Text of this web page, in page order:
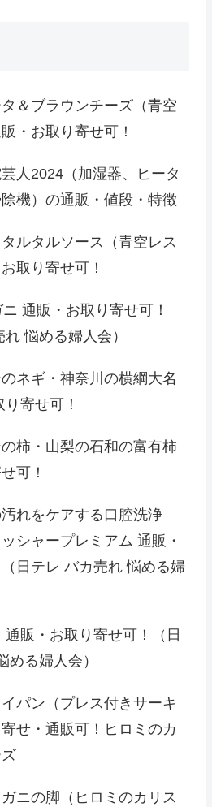
＆ブラウンチーズ（青空
・お取り寄せ可！
人2024（加湿器、ヒータ
機）の通販・値段・特徴
ルタルソース（青空レス
取り寄せ可！
通販・お取り寄せ可！
れ 悩める婦人会）
ネギ・神奈川の横綱大名
寄せ可！
柿・山梨の石和の富有柿
可！
れをケアする口腔洗浄
シャープレミアム 通販・
日テレ バカ売れ 悩める婦
販・お取り寄せ可！（日
める婦人会）
パン（プレス付きサーキ
せ・通販可！ヒロミのカ
ニの脚（ヒロミのカリス